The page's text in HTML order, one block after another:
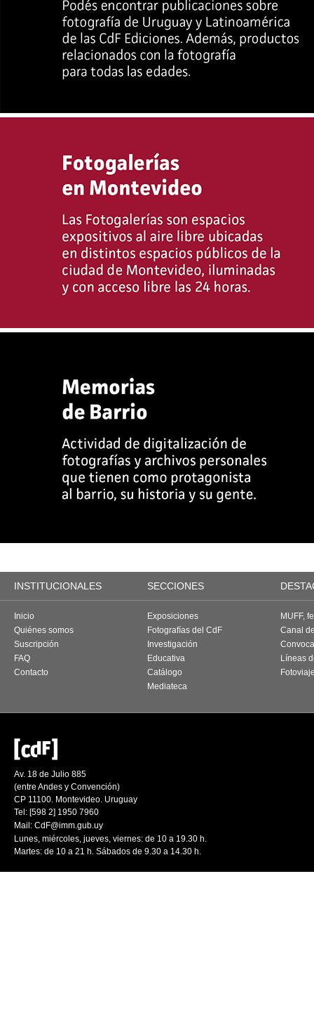
INSTITUCIONALES SECCIONES
Inicio
Quiénes somos
Suscripción
FAQ
Contacto
Exposiciones
Fotografías del CdF
Investigación
Educativa
Catálogo
Mediateca
MUFF,
Canal
Líneas
Av. 18 de Julio 885
(entre Andes y Convención)
CP 11100. Montevideo. Uruguay
Tel: [598 2] 1950 7960
Mail: CdF@imm.gub.uy
Lunes, miércoles, jueves, viernes: de 10 a 19.30 h.
Martes: de 10 a 21 h. Sábados de 9.30 a 14.30 h.